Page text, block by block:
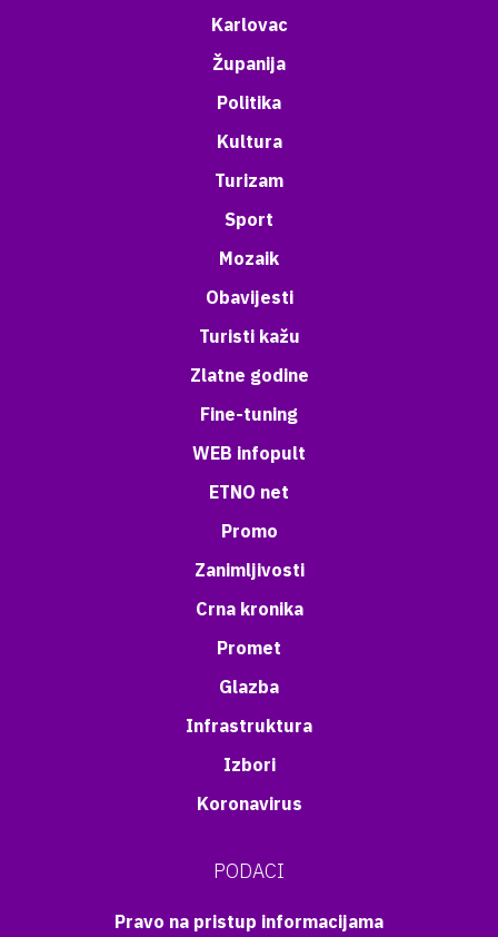
Karlovac
Županija
Politika
Kultura
Turizam
Sport
Mozaik
Obavijesti
Turisti kažu
Zlatne godine
Fine-tuning
WEB infopult
ETNO net
Promo
Zanimljivosti
Crna kronika
Promet
Glazba
Infrastruktura
Izbori
Koronavirus
PODACI
Pravo na pristup informacijama